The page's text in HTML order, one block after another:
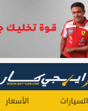
السيارات الأسعار